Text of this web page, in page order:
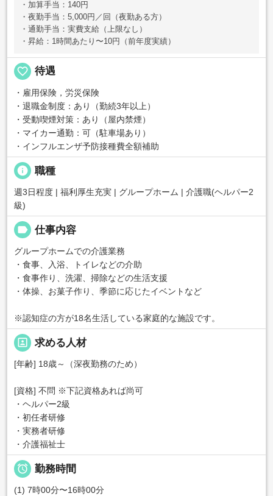
・加算手当：140円
・夜勤手当：5,000円／回（夜勤ある方）
・通勤手当：実費支給（上限なし）
・昇給：1時間あたり〜10円（前年度実績）
favorite_border 待遇
・雇用保険，労災保険
・退職金制度：あり（勤続3年以上）
・受動喫煙対策：あり（屋内禁煙）
・マイカー通勤：可（駐車場あり）
・インフルエンザ予防接種費全額補助
info 職種
週3日程度 | 福利厚生充実 | グループホーム | 介護職(ヘルパー2
級)
label 仕事内容
グループホームでの介護業務
・食事、入浴、トイレなどの介助
・食事作り、洗濯、掃除などの生活支援
・体操、お菓子作り、季節に応じたイベントなど
※認知症の方が18名生活している家庭的な施設です。
portrait 求める人材
[年齢] 18歳～（深夜勤務のため）
[資格] 不問 ※下記資格あれば尚可
・ヘルパー2級
・初任者研修
・実務者研修
・介護福祉士
 勤務時間
(1) 7時00分〜16時00分